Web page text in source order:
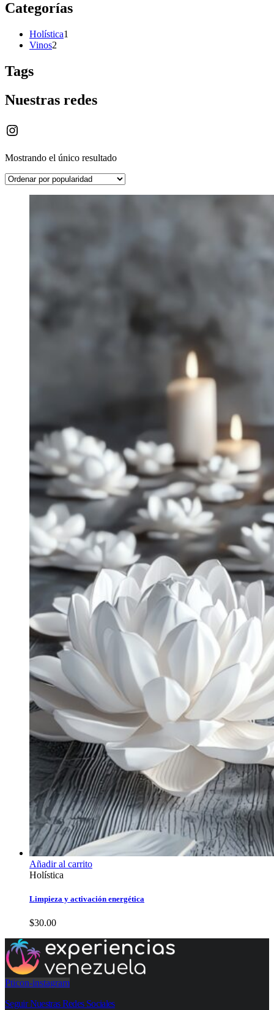
Categorías
Holística1
Vinos2
Tags
Nuestras redes
Instagram
Mostrando el único resultado
Añadir al carrito
Holística
Limpieza y activación energética
$30.00
Pticon-instagram
Seguir Nuestras Redes Sociales